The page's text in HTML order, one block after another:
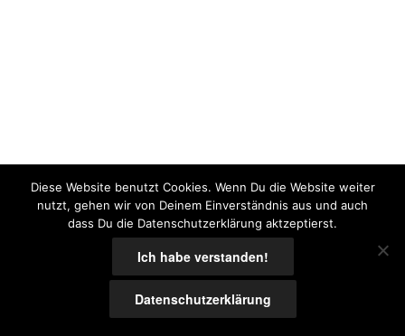
Diese Website benutzt Cookies. Wenn Du die Website weiter
nutzt, gehen wir von Deinem Einverständnis aus und auch
dass Du die Datenschutzerklärung aktzeptierst.
Ich habe verstanden!
Datenschutzerklärung